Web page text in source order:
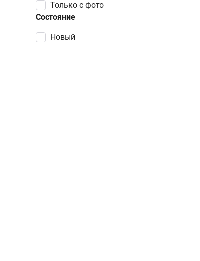
Состояние
Новый
Только с фото